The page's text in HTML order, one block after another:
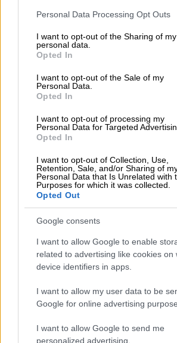
Please note that this website/app uses
not limited to your visit or usage
grant or deny consent to Google and its
use your data for below specified
consent section.
Personal Data Processing Opt Outs
I want to opt-out of the Sharing of my
personal data.
Opted In
I want to opt-out of the Sale of my
Personal Data.
Opted In
I want to opt-out of processing my
Personal Data for Targeted
Opted In
I want to opt-out of Collection, Use,
Retention, Sale, and/or Sharing of
Personal Data that Is Unrelated with
Purposes for which it was collected.
Opted Out
Google consents
I want to allow Google to enable
related to advertising like cookies on
device identifiers in apps.
I want to allow my user data to be
Google for online advertising
I want to allow Google to send me
personalized advertising.
Ηπείρου.
Ανεμοι: Ανατολικοί
μποφόρ. Από το μεσημέρι στο
επικρατήσουν δυτικοί
5 με 6 μποφόρ.
Θερμοκρασία: Από 08 έως 18
ΘΕΣΣΑΛΙΑ, ΑΝΑΤΟΛΙΚΗ
Καιρός: Στις Σποράδες και τη
αυξημένες νεφώσεις με
μεμονωμένες καταιγίδες.
περιοχές νεφώσεις παροδικά
τοπικές βροχές, κυρίως τις
απογευματινές ώρες, οπότε
Πελοπόννησο θα εκδηλωθούν
μεμονωμένες καταιγίδες.
Ανεμοι: Βόρειοι
τοπικά στις Σποράδες 5 με 6
Θερμοκρασία: Από 07 έως 18
Κελσίου.